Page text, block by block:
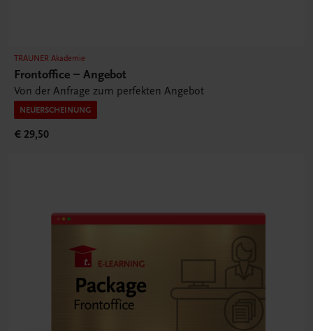
TRAUNER Akademie
Frontoffice – Angebot
Von der Anfrage zum perfekten Angebot
NEUERSCHEINUNG
€ 29,50